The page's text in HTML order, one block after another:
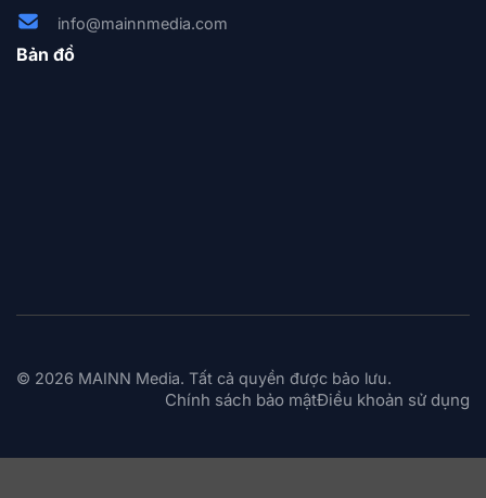
info@mainnmedia.com
Bản đồ
© 2026 MAINN Media. Tất cả quyền được bảo lưu.
Chính sách bảo mậtĐiều khoản sử dụng